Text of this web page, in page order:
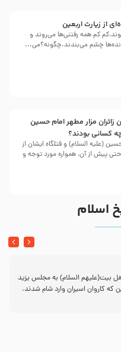
از زیارت اربعین
کم همه رفتنی‌ها می‌روند و
چشم می‌بندند.چگونه؟می‌...
زائران مزار مطهر امام حسین
کسانی بودند؟
(علیه السلام) و قتلگاه ایشان از
پیش از آن، همواره مورد توجه و
اسلام
بیت‌(علیهم السلام) به مجلس یزید
كه كاروان اسیران وارد شام شدند،